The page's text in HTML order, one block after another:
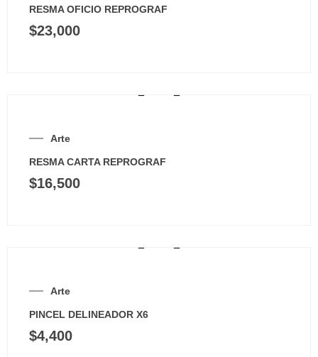
RESMA OFICIO REPROGRAF
$23,000
Arte
RESMA CARTA REPROGRAF
$16,500
Arte
PINCEL DELINEADOR X6
$4,400